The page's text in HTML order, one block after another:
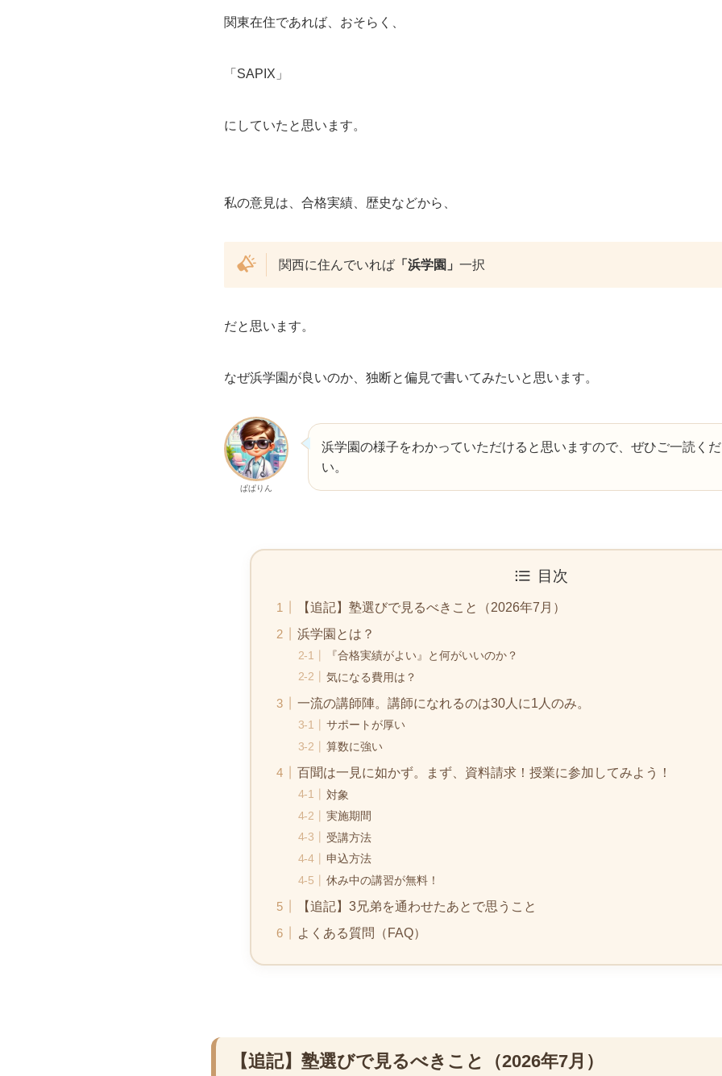
関東在住であれば、おそらく、
「SAPIX」
にしていたと思います。
私の意見は、合格実績、歴史などから、
関西に住んでいれば 「浜学園」 一択
だと思います。
なぜ浜学園が良いのか、独断と偏見で書いてみたいと思います。
ぱぱりん
浜学園の様子をわかっていただけると思いますので、ぜひご一読く
い。
目次
【追記】塾選びで見るべきこと（2026年7月）
浜学園とは？
『合格実績がよい』と何がいいのか？
気になる費用は？
一流の講師陣。講師になれるのは30人に1人のみ。
サポートが厚い
算数に強い
百聞は一見に如かず。まず、資料請求！授業に参加してみよう！
対象
実施期間
受講方法
申込方法
休み中の講習が無料！
【追記】3兄弟を通わせたあとで思うこと
よくある質問（FAQ）
【追記】塾選びで見るべきこと（2026年7月）